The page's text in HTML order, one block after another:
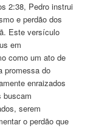
2:38, Pedro instrui
e perdão dos
Este versículo
em
como um ato de
promessa do
enraizados
buscam
serem
o perdão que